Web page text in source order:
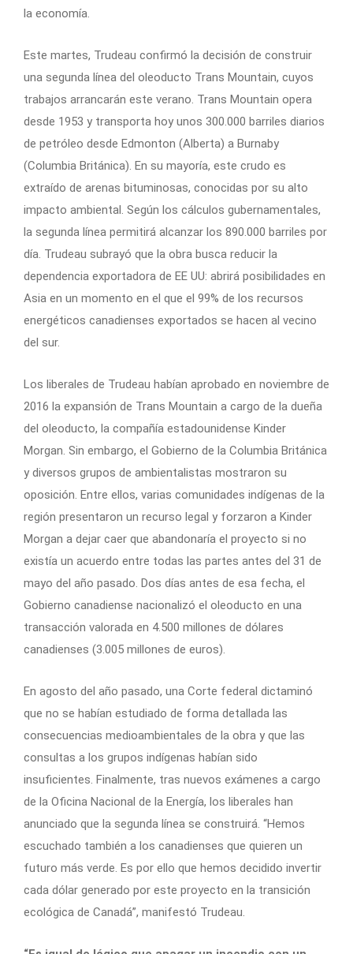
la economía.
Este martes, Trudeau confirmó la decisión de construir
una segunda línea del oleoducto Trans Mountain, cuyos
trabajos arrancarán este verano. Trans Mountain opera
desde 1953 y transporta hoy unos 300.000 barriles diarios
de petróleo desde Edmonton (Alberta) a Burnaby
(Columbia Británica). En su mayoría, este crudo es
extraído de arenas bituminosas, conocidas por su alto
impacto ambiental. Según los cálculos gubernamentales,
la segunda línea permitirá alcanzar los 890.000 barriles por
día. Trudeau subrayó que la obra busca reducir la
dependencia exportadora de EE UU: abrirá posibilidades en
Asia en un momento en el que el 99% de los recursos
energéticos canadienses exportados se hacen al vecino
del sur.
Los liberales de Trudeau habían aprobado en noviembre de
2016 la expansión de Trans Mountain a cargo de la dueña
del oleoducto, la compañía estadounidense Kinder
Morgan. Sin embargo, el Gobierno de la Columbia Británica
y diversos grupos de ambientalistas mostraron su
oposición. Entre ellos, varias comunidades indígenas de la
región presentaron un recurso legal y forzaron a Kinder
Morgan a dejar caer que abandonaría el proyecto si no
existía un acuerdo entre todas las partes antes del 31 de
mayo del año pasado. Dos días antes de esa fecha, el
Gobierno canadiense nacionalizó el oleoducto en una
transacción valorada en 4.500 millones de dólares
canadienses (3.005 millones de euros).
En agosto del año pasado, una Corte federal dictaminó
que no se habían estudiado de forma detallada las
consecuencias medioambientales de la obra y que las
consultas a los grupos indígenas habían sido
insuficientes. Finalmente, tras nuevos exámenes a cargo
de la Oficina Nacional de la Energía, los liberales han
anunciado que la segunda línea se construirá. “Hemos
escuchado también a los canadienses que quieren un
futuro más verde. Es por ello que hemos decidido invertir
cada dólar generado por este proyecto en la transición
ecológica de Canadá”, manifestó Trudeau.